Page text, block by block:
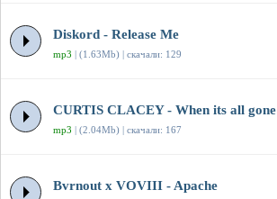
Diskord - Release Me
mp3 | (1.63Mb) | скачали: 129
CURTIS CLACEY - When its all gone
mp3 | (2.04Mb) | скачали: 167
Bvrnout x VOVIII - Apache